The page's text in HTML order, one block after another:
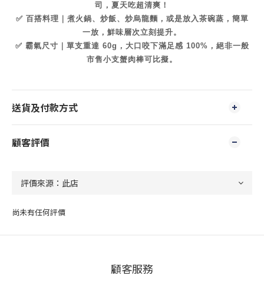
司，夏天吃超清爽！
✅ 百搭料理｜煮火鍋、炒飯、炒烏龍麵，或是放入茶碗蒸，簡單
一放，鮮味層次立刻提升。
✅ 霸氣尺寸｜單支重達 60g，大口咬下滿足感 100%，絕非一般
市售小支蟹肉棒可比擬。
送貨及付款方式
顧客評價
尚未有任何評價
顧客服務